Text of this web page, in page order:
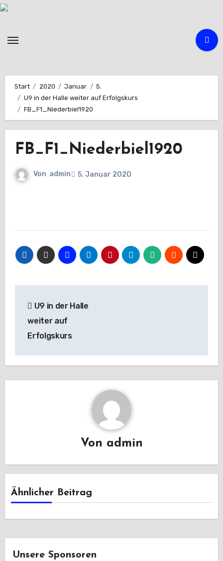
Zum
Start 2020 Januar
5.
U9 in der Halle weiter auf Erfolgskurs
FB_F1_Niederbiel1920
FB_F1_Niederbiel1920
Von admin 5. Januar 2020
U9 in der Halle
weiter auf
Erfolgskurs
Von admin
Ähnlicher Beitrag
Unsere Sponsoren